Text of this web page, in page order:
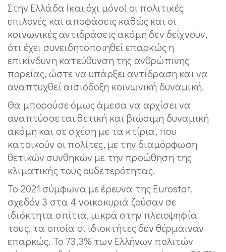
Στην Ελλάδα (και όχι μόνο) οι πολιτικές
επιλογές και αποφάσεις καθώς και οι
κοινωνικές αντιδράσεις ακόμη δεν δείχνουν,
ότι έχει συνειδητοποιηθεί επαρκώς η
επικίνδυνη κατεύθυνση της ανθρώπινης
πορείας, ώστε να υπάρξει αντίδραση και να
αναπτυχθεί αισιόδοξη κοινωνική δυναμική.
Θα μπορούσε όμως άμεσα να αρχίσει να
αναπτύσσεται θετική και βιώσιμη δυναμική
ακόμη και σε σχέση με τα κτίρια, που
κατοικούν οι πολίτες, με την διαμόρφωση
θετικών συνθηκών με την προώθηση της
κλιματικής τους ουδετερότητας.
Το 2021 σύμφωνα με έρευνα της Eurostat,
σχεδόν 3 στα 4 νοικοκυριά ζούσαν σε
ιδιόκτητα σπίτια, μικρά στην πλειοψηφία
τους, τα οποία οι ιδιοκτήτες δεν θέρμαιναν
επαρκώς. Το 73,3% των Ελλήνων πολιτών